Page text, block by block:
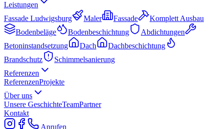
Leistungen
Fassade Ludwigsburg
Maler Fassade
Komplett Ausbau
Bodenbeläge
Bodenbeschichtung
Abdichtungen
Betoninstandsetzung
Dach
Dachbeschichtung
Brandschutz
Schimmelsanierung
Referenzen
ReferenzenProjekte
Über uns
Unsere GeschichteTeamPartner
Kontakt
Anrufen